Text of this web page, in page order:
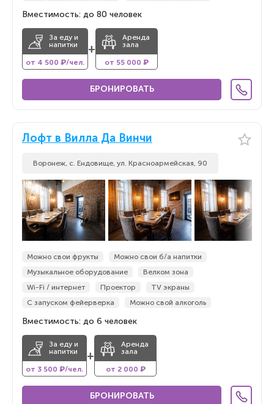
Вместимость: до 80 человек
За еду и
напитки
от 4 500 ₽/чел.
+
Аренда
зала
от 55 000 ₽
БРОНИРОВАТЬ
Лофт в Вилла Да Винчи
Воронеж, с. Ендовище, ул. Красноармейская, 90
Можно свои фрукты
Можно свои б/а напитки
Музыкальное оборудование
Велком зона
Wi-Fi / интернет
Проектор
TV экраны
С запуском фейерверка
Можно свой алкоголь
Вместимость: до 6 человек
За еду и
напитки
от 3 500 ₽/чел.
+
Аренда
зала
от 2 000 ₽
БРОНИРОВАТЬ